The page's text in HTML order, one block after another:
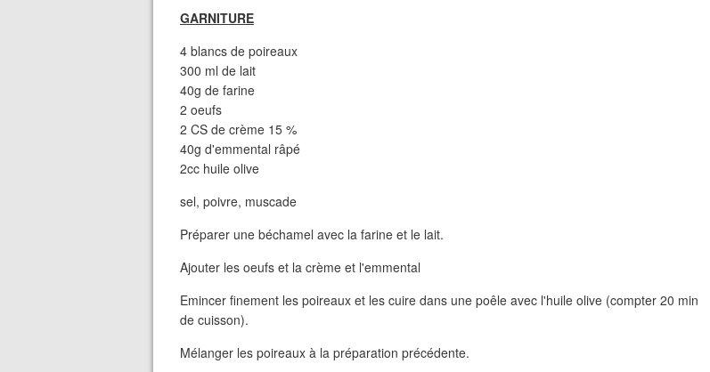
GARNITURE
4 blancs de poireaux
300 ml de lait
40g de farine
2 oeufs
2 CS de crème 15 %
40g d'emmental râpé
2cc huile olive
sel, poivre, muscade
Préparer une béchamel avec la farine et le lait.
Ajouter les oeufs et la crème et l'emmental
Emincer finement les poireaux et les cuire dans une poêle avec l'huile olive (compter 20 min
de cuisson).
Mélanger les poireaux à la préparation précédente.